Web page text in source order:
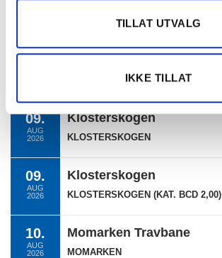
TILLAT UTVALG
IKKE TILLAT
09.
AUG
2026
Klosterskogen
KLOSTERSKOGEN
09.
AUG
2026
Klosterskogen
KLOSTERSKOGEN (KAT. BCD 2,00)
10.
AUG
2026
Momarken Travbane
MOMARKEN